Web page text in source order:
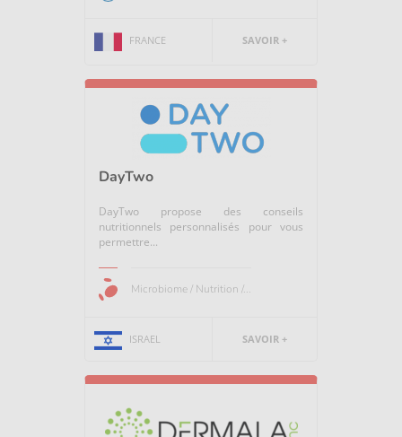
FRANCE SAVOIR +
DayTwo
DayTwo propose des conseils
nutritionnels personnalisés pour vous
permettre...
Microbiome / Nutrition /...
ISRAEL SAVOIR +